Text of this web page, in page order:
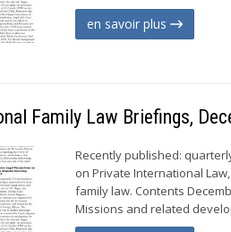
en savoir plus
Family Law Briefings,
Recently published:
on Private International
family law. Contents
Missions and related